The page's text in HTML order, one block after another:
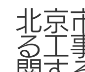
北京
る工